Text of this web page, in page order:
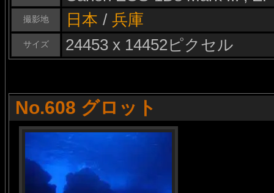
撮影地 日本 / 兵庫
サイズ 24453 x 14452ピクセル
No.608 グロット